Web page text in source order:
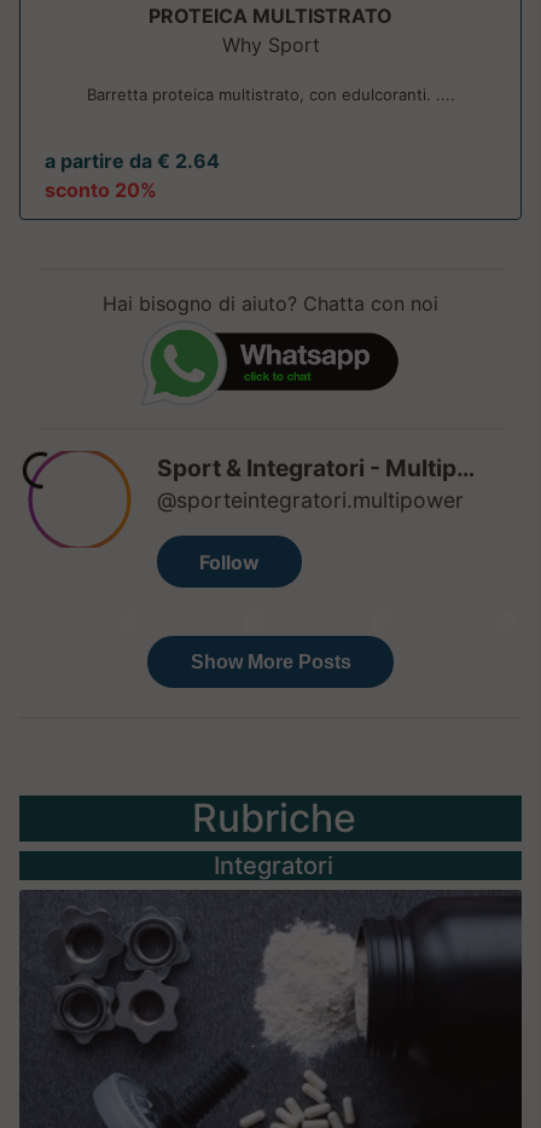
PROTEICA MULTISTRATO
Why Sport
Barretta proteica multistrato, con edulcoranti. ....
a partire da € 2.64
sconto 20%
Hai bisogno di aiuto? Chatta con noi
Rubriche
Integratori